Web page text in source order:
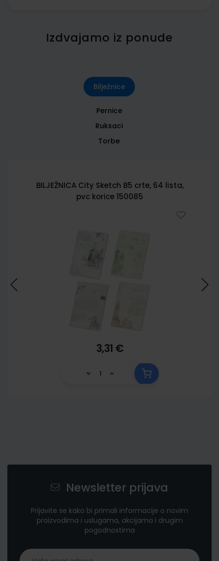
Izdvajamo iz ponude
Bilježnice
Pernice
Ruksaci
Torbe
BILJEŽNICA City Sketch B5 crte, 64 lista,
pvc korice 150085
3,31 €
Newsletter prijava
Prijavite se kako bi primali informacije o novim
proizvodima i uslugama, akcijama i drugim
pogodnostima